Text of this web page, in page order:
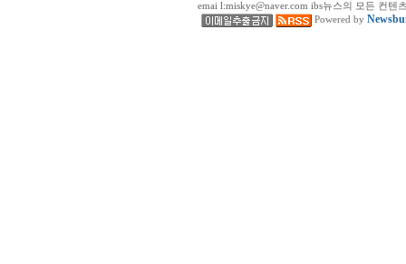
emai l:miskye@naver.com ibs뉴스의 모든 컨
Powered by